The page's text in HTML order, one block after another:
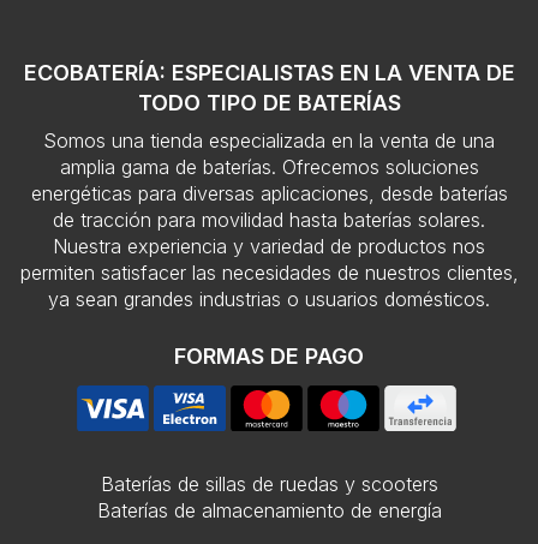
ECOBATERÍA: ESPECIALISTAS EN LA VENTA DE
TODO TIPO DE BATERÍAS
Somos una tienda especializada en la venta de una
amplia gama de baterías. Ofrecemos soluciones
energéticas para diversas aplicaciones, desde baterías
de tracción para movilidad hasta baterías solares.
Nuestra experiencia y variedad de productos nos
permiten satisfacer las necesidades de nuestros clientes,
ya sean grandes industrias o usuarios domésticos.
FORMAS DE PAGO
Baterías de sillas de ruedas y scooters
Baterías de almacenamiento de energía